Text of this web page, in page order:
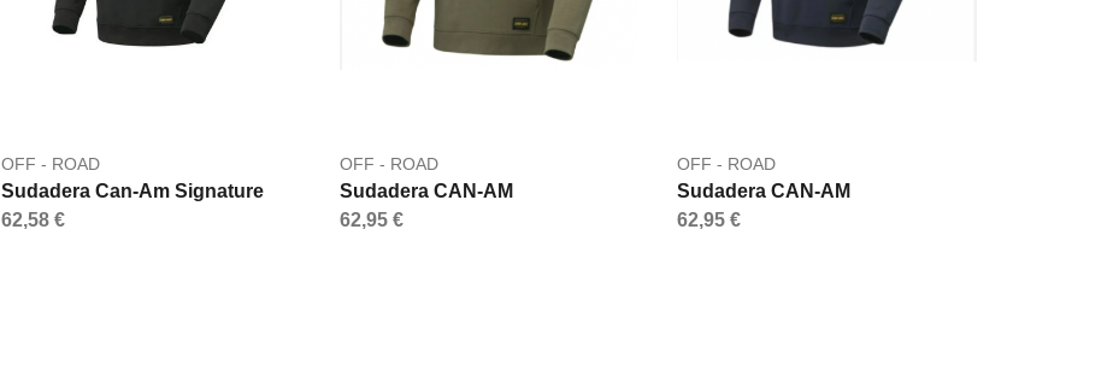
OFF - ROAD
Sudadera Can-Am Signature
62,58 €
OFF - ROAD
Sudadera CAN-AM
62,95 €
OFF - ROAD
Sudadera CAN-AM
62,95 €